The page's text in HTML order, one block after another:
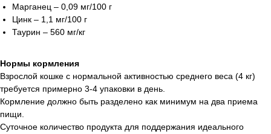
Марганец – 0,09 мг/100 г
Цинк – 1,1 мг/100 г
Таурин – 560 мг/кг
Нормы кормления
Взрослой кошке с нормальной активностью среднего веса (4 кг)
требуется примерно 3-4 упаковки в день.
Кормление должно быть разделено как минимум на два приема
пищи.
Суточное количество продукта для поддержания идеального